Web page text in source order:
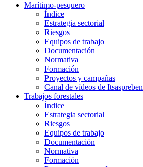
Marítimo-pesquero
Índice
Estrategia sectorial
Riesgos
Equipos de trabajo
Documentación
Normativa
Formación
Proyectos y campañas
Canal de vídeos de Itsaspreben
Trabajos forestales
Índice
Estrategia sectorial
Riesgos
Equipos de trabajo
Documentación
Normativa
Formación